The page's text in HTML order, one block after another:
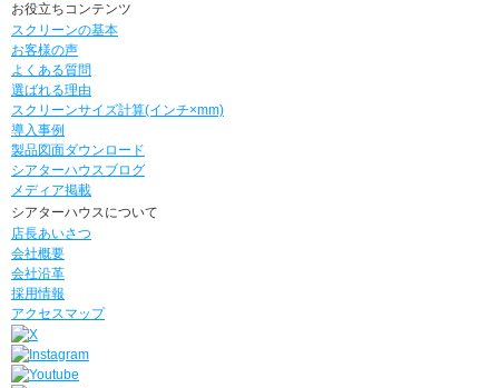
お役立ちコンテンツ
スクリーンの基本
お客様の声
よくある質問
選ばれる理由
スクリーンサイズ計算(インチ×mm)
導入事例
製品図面ダウンロード
シアターハウスブログ
メディア掲載
シアターハウスについて
店長あいさつ
会社概要
会社沿革
採用情報
アクセスマップ